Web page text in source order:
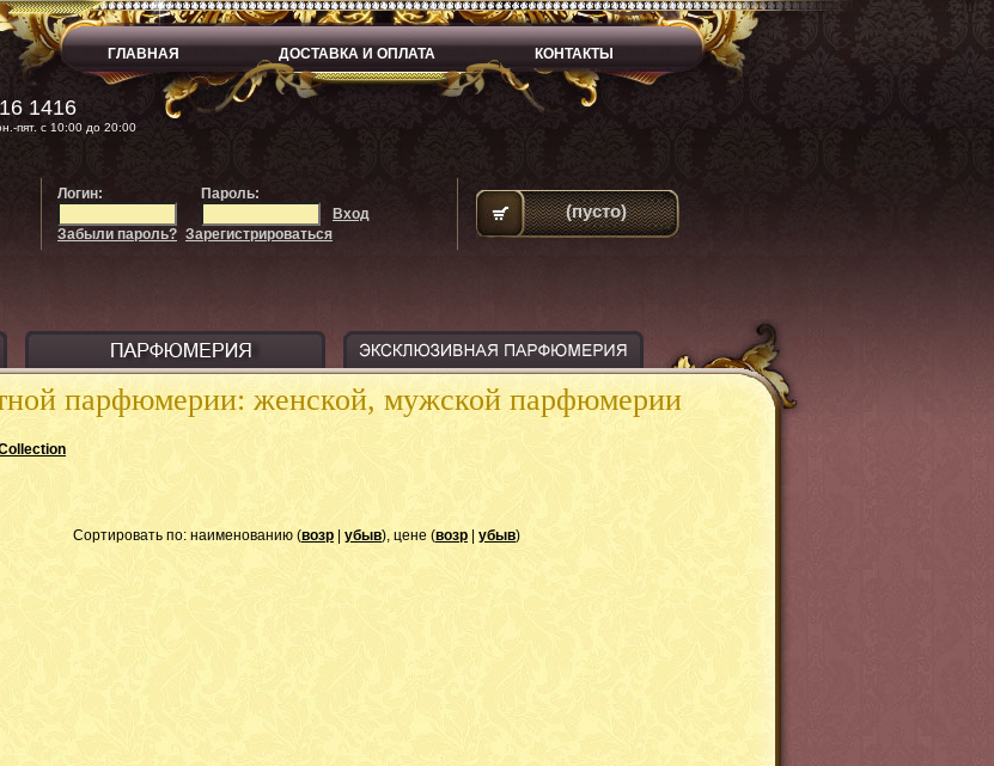
парфюмерии: женской, мужской парфюмерии
Сортировать по: наименованию (возр убыв), цене (возр убыв)
ГЛАВНАЯ ДОСТАВКА И ОПЛАТА КОНТАКТЫ
1416
пят. с 10:00 до 20:00
Логин:
Пароль:
Вход
Забыли пароль? Зарегистрироваться
(пусто)